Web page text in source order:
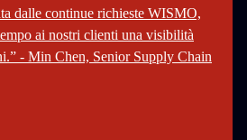
dalle continue richieste WISMO,
ai nostri clienti una visibilità
- Min Chen, Senior Supply Chain